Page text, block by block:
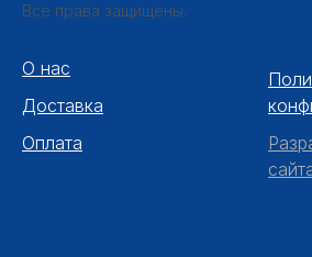
Все права защищены.
О нас
Доставка
Оплата